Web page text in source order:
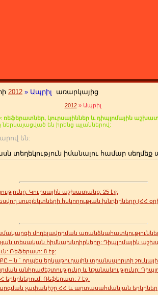
2012 » Ապրիլ առարկայից
2012 » Ապրիլ
ռեֆերատներ, կուրսայիններ և դիպլոմային
են իրենց պլաններով:
են:
տեղեկություն իմանալու համար
Կուրսային աշխատանք: 25 էջ:
սուբյեկտների հսկողության խնդիրները (ՀՀ
մոդելավորման
տեսական հիմնախնդիրները: Դիպլոմային
Ռեֆերատ: 8 էջ:
– ն ` որպես երկաթուղային տրանսպորտի
անհրաժեշտությունը և նշանակությունը:
Ռեֆերատ: 7 էջ:
չափանիշը ՀՀ և արտասահմանյան երկրների